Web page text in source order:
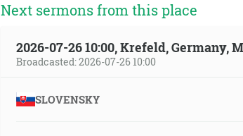
Next sermons from this place
2026-07-26 10:00, Krefeld, Germany,
Broadcasted: 2026-07-26 10:00
SLOVENSKY